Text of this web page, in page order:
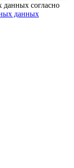
данных согласно
данных